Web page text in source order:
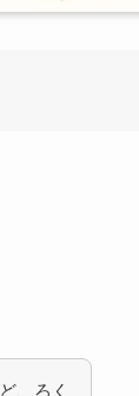
、ろく